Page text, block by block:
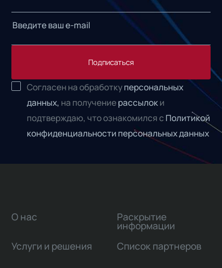
Подписаться
Согласен на обработкуперсональных
данных, на получениерассылоки
подтверждаю, что ознакомился с Политикой
конфиденциальности персональных данных
О нас
Услуги и решения
Раскрытие
информации
Список партнеров